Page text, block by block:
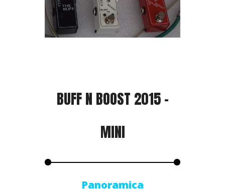
BUFF N BOOST 2015 -
MINI
Panoramica